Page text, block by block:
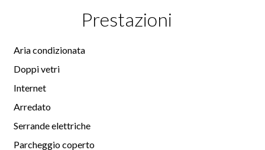
Prestazioni
Aria condizionata
Doppi vetri
Internet
Arredato
Serrande elettriche
Parcheggio coperto